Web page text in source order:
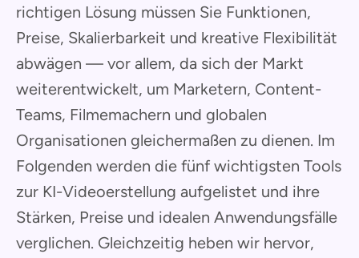
richtigen Lösung müssen Sie Funktionen,
Preise, Skalierbarkeit und kreative Flexibilität
abwägen — vor allem, da sich der Markt
weiterentwickelt, um Marketern, Content-
Teams, Filmemachern und globalen
Organisationen gleichermaßen zu dienen. Im
Folgenden werden die fünf wichtigsten Tools
zur KI-Videoerstellung aufgelistet und ihre
Stärken, Preise und idealen Anwendungsfälle
verglichen. Gleichzeitig heben wir hervor,